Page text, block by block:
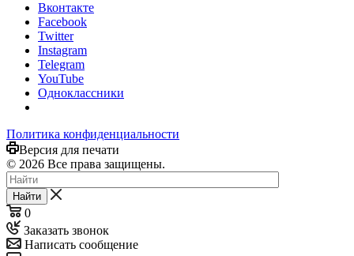
Вконтакте
Facebook
Twitter
Instagram
Telegram
YouTube
Одноклассники
Политика конфиденциальности
Версия для печати
© 2026 Все права защищены.
Найти
0
Заказать звонок
Написать сообщение